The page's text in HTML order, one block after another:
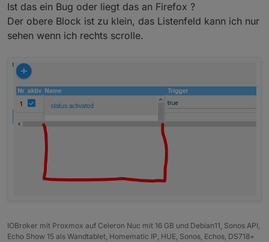
vielleicht doch ein paar.
Das erste was ich mir wünsche würde, wäre
eine Liste aller aktueller angesprochener
Aktoren, in welcher Form
Aktoren gerade angesprochen haben. Somit
erspart man sich, dass alle Aktoren einzeln
Wenn ich mal ne Idee habe, die zu aufwendig
ist, verzeih es mir einfach und vergiss es.
Offline
Ist das ein Bug oder liegt das an Firefox ?
Der obere Block ist zu klein, das Listenfeld kann ich nur
sehen wenn ich rechts scrolle.
IOBroker mit Proxmox auf Celeron Nuc mit 16 GB und Debian11, Sonos API,
Echo Show 15 als Wandtablet, Homematic IP, HUE, Sonos, Echos, DS718+